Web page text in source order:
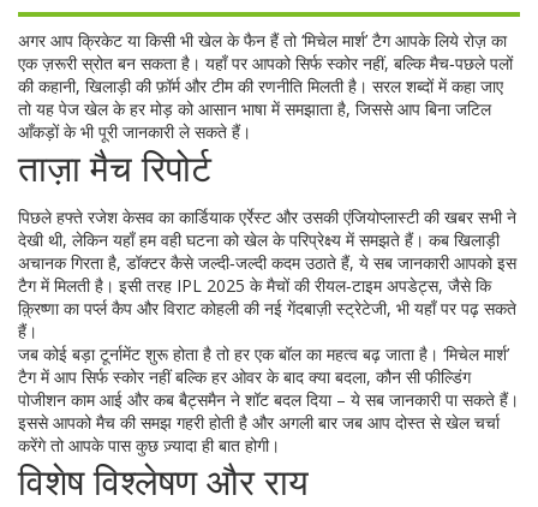
अगर आप क्रिकेट या किसी भी खेल के फैन हैं तो ‘मिचेल मार्श’ टैग आपके लिये रोज़ का
एक ज़रूरी स्रोत बन सकता है। यहाँ पर आपको सिर्फ स्कोर नहीं, बल्कि मैच‑पछले पलों
की कहानी, खिलाड़ी की फ़ॉर्म और टीम की रणनीति मिलती है। सरल शब्दों में कहा जाए
तो यह पेज खेल के हर मोड़ को आसान भाषा में समझाता है, जिससे आप बिना जटिल
आँकड़ों के भी पूरी जानकारी ले सकते हैं।
ताज़ा मैच रिपोर्ट
पिछले हफ्ते रजेश केसव का कार्डियाक एर्रेस्ट और उसकी एंजियोप्लास्टी की खबर सभी ने
देखी थी, लेकिन यहाँ हम वही घटना को खेल के परिप्रेक्ष्य में समझते हैं। कब खिलाड़ी
अचानक गिरता है, डॉक्टर कैसे जल्दी‑जल्दी कदम उठाते हैं, ये सब जानकारी आपको इस
टैग में मिलती है। इसी तरह IPL 2025 के मैचों की रीयल‑टाइम अपडेट्स, जैसे कि
क़्रिष्णा का पर्प्ल कैप और विराट कोहली की नई गेंदबाज़ी स्ट्रेटेजी, भी यहाँ पर पढ़ सकते
हैं।
जब कोई बड़ा टूर्नामेंट शुरू होता है तो हर एक बॉल का महत्व बढ़ जाता है। ‘मिचेल मार्श’
टैग में आप सिर्फ स्कोर नहीं बल्कि हर ओवर के बाद क्या बदला, कौन सी फील्डिंग
पोजीशन काम आई और कब बैट्समैन ने शॉट बदल दिया – ये सब जानकारी पा सकते हैं।
इससे आपको मैच की समझ गहरी होती है और अगली बार जब आप दोस्त से खेल चर्चा
करेंगे तो आपके पास कुछ ज़्यादा ही बात होगी।
विशेष विश्लेषण और राय